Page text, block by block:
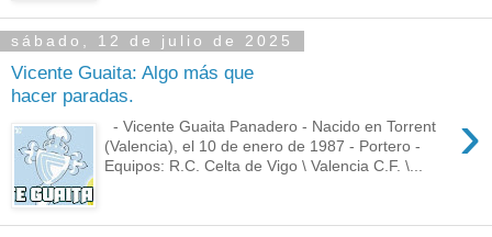
sábado, 12 de julio de 2025
Vicente Guaita: Algo más que
hacer paradas.
›
- Vicente Guaita Panadero - Nacido en Torrent
(Valencia), el 10 de enero de 1987 - Portero -
Equipos: R.C. Celta de Vigo \ Valencia C.F. \...